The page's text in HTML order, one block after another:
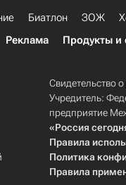
Биатлон ЗОЖ
Реклама Продукты и
Свидетельство
Учредитель:
предприятие
«Россия
Правила
Политика
Правила